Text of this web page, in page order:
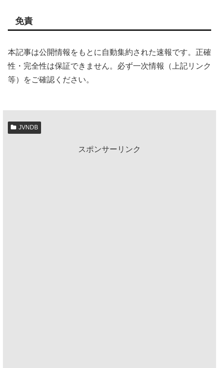
免責
本記事は公開情報をもとに自動集約された速報です。正確
性・完全性は保証できません。必ず一次情報（上記リンク
等）をご確認ください。
JVNDB
スポンサーリンク